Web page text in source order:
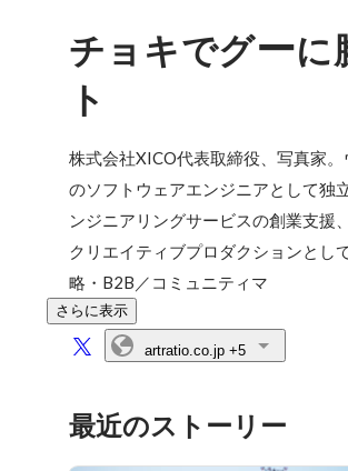
チョキでグーに
ト
株式会社XICO代表取締役、写真家
のソフトウェアエンジニアとして独
ンジニアリングサービスの創業支援
クリエイティブプロダクションとし
略・B2B／コミュニティマ
さらに表示
artratio.co.jp+5
最近のストーリー